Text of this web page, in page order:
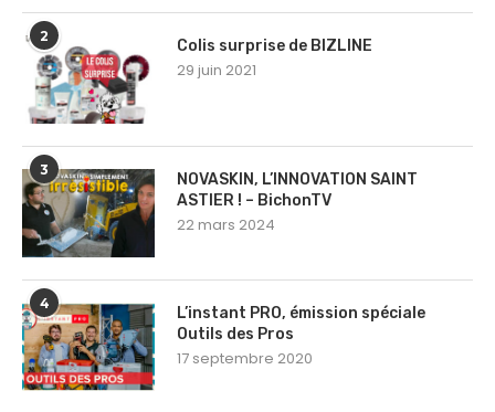
2
Colis surprise de BIZLINE
29 juin 2021
3
NOVASKIN, L’INNOVATION SAINT
ASTIER ! – BichonTV
22 mars 2024
4
L’instant PRO, émission spéciale
Outils des Pros
17 septembre 2020